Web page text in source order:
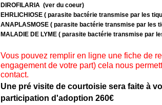
DIROFILARIA (ver du coeur)
EHRLICHIOSE ( parasite bactérie transmise par les
ANAPLASMOSE ( parasite bactérie transmise par les
MALADIE DE LYME ( parasite bactérie transmise par
Vous pouvez remplir en ligne une fiche de
engagement de votre part) cela nous
contact.
Une pré visite de courtoisie sera faite à
participation d'adoption 260€